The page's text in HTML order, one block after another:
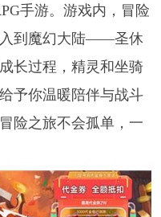
手游。游戏内，冒险
入到魔幻大陆——圣休
长过程，精灵和坐骑
予你温暖陪伴与战斗
险之旅不会孤单，一